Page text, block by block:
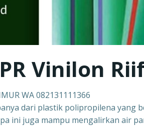
Vinilon
WA 082131111366
dari plastik polipropilena yang
ini juga mampu mengalirkan air